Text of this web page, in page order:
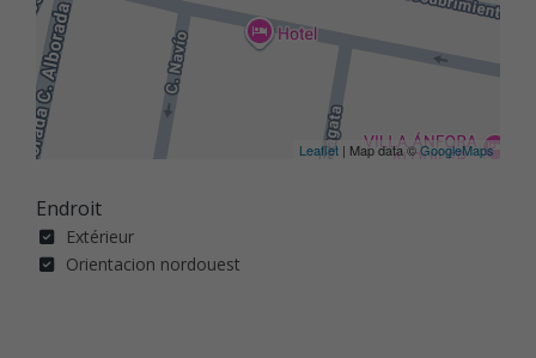
Leaflet | Map data ©GoogleMaps
Endroit
Extérieur
Orientacion nordouest